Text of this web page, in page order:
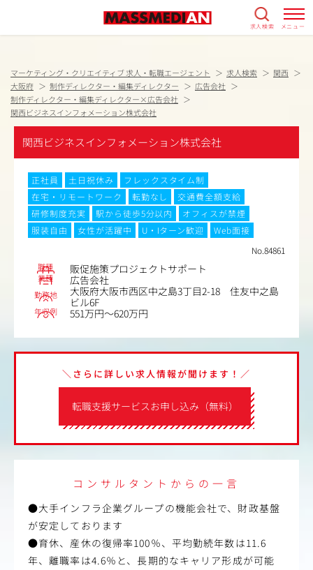
求人検索 メニュー
マーケティング・クリエイティブ 求人・転職エージェント 求人検索
関西
大阪府
制作ディレクター・編集ディレクター
広告会社
制作ディレクター・編集ディレクター×広告会社
関西ビジネスインフォメーション株式会社
関西ビジネスインフォメーション株式会社
正社員 土日祝休み
フレックスタイム制
在宅・リモートワーク
転勤なし
交通費全額支給
研修制度充実
駅から徒歩5分以内
オフィスが禁煙
服装自由
女性が活躍中 U・Iターン歓迎
Web面接
No.84861
職種 販促施策プロジェクトサポート
業種 広告会社
勤務地
大阪府大阪市西区中之島3丁目2-18 住友中之島
ビル6F
年収例 551万円～620万円
転職支援サービスお申し込み（無料）
＼さらに詳しい求人情報が聞けます！／
コンサルタントからの一言
●大手インフラ企業グループの機能会社で、財政基盤
が安定しております
●育休、産休の復帰率100％、平均勤続年数は11.6
年、離職率は4.6％と、長期的なキャリア形成が可能